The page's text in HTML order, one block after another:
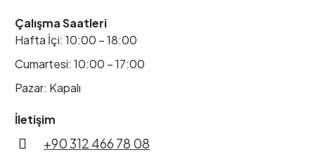
Çalışma Saatleri
Hafta İçi: 10:00 – 18:00
Cumartesi: 10:00 – 17:00
Pazar: Kapalı
İletişim
+90 312 466 78 08